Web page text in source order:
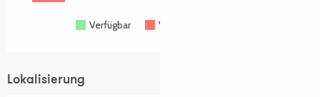
Verfügbar Voll belegt
Lokalisierung